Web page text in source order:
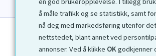
å måle trafikk og se statistikk, samt
nå deg med markedsføring utenfor
nettstedet, blant annet ved
annonser. Ved å klikke OKgodkjenner